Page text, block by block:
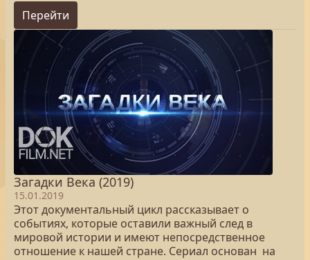
Перейти
Загадки Века (2019)
15.01.2019
Этот документальный цикл рассказывает о
событиях, которые оставили важный след в
мировой истории и имеют непосредственное
отношение к нашей стране. Сериал основан на